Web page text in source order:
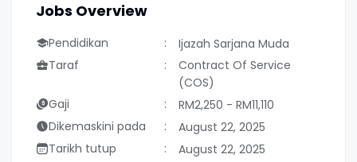
Jobs Overview
Pendidikan
Ijazah Sarjana Muda
Taraf
Contract Of Service
(COS)
Gaji
RM2,250 - RM11,110
Dikemaskini pada
August 22, 2025
Tarikh tutup
August 22, 2025